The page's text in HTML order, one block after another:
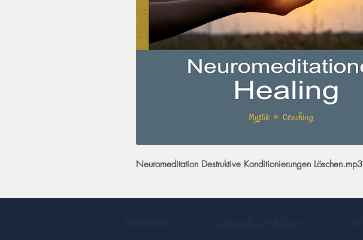
Neuromeditation Destruktive Konditionierungen Löschen.mp3